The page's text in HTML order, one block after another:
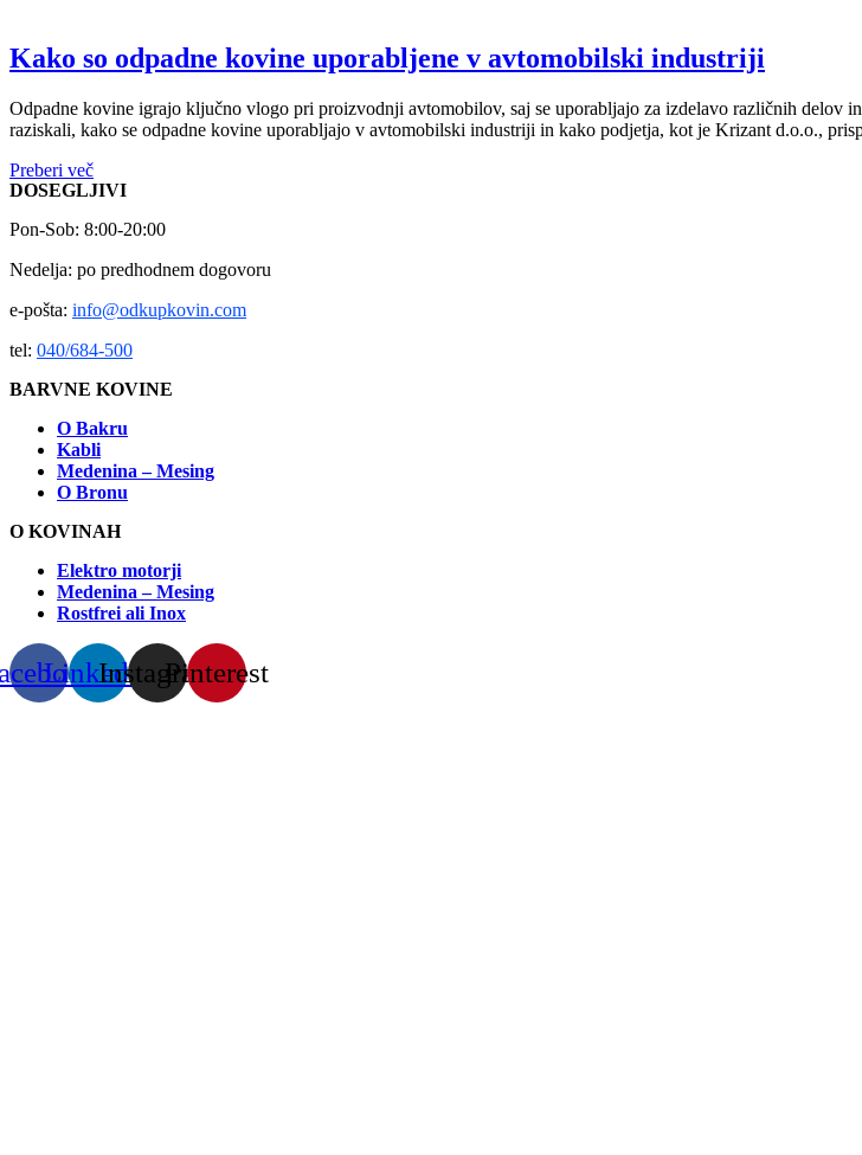
Kako so odpadne kovine uporabljene v avtomobilski industriji
Odpadne kovine igrajo ključno vlogo pri proizvodnji avtomobilov, saj se uporabljajo za izdelavo različnih
raziskali, kako se odpadne kovine uporabljajo v avtomobilski industriji in kako podjetja, kot je Krizant d.o.o.,
Preberi več
DOSEGLJIVI
Pon-Sob: 8:00-20:00
Nedelja: po predhodnem dogovoru
e-pošta: info@odkupkovin.com
tel: 040/684-500
BARVNE KOVINE
O Bakru
Kabli
Medenina – Mesing
O Bronu
O KOVINAH
Elektro motorji
Medenina – Mesing
Rostfrei ali Inox
LinkedinInstagramPinterest